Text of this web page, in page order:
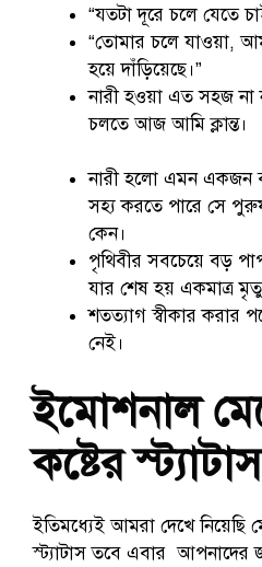
“যতটা দূরে চলে যেতে
“তোমার চলে যাওয়া,
হয়ে দাঁড়িয়েছে।”
নারী হওয়া এত সহজ না
চলতে আজ আমি ক্লান্ত।
নারী হলো এমন একজন
সহ্য করতে পারে সে
কেন।
পৃথিবীর সবচেয়ে বড়
যার শেষ হয় একমাত্র
শতত্যাগ স্বীকার করার
নেই।
ইমোশনাল
কষ্টের
ইতিমধ্যেই আমরা দেখে নিয়েছি
স্ট্যাটাস তবে এবার আপনাদের